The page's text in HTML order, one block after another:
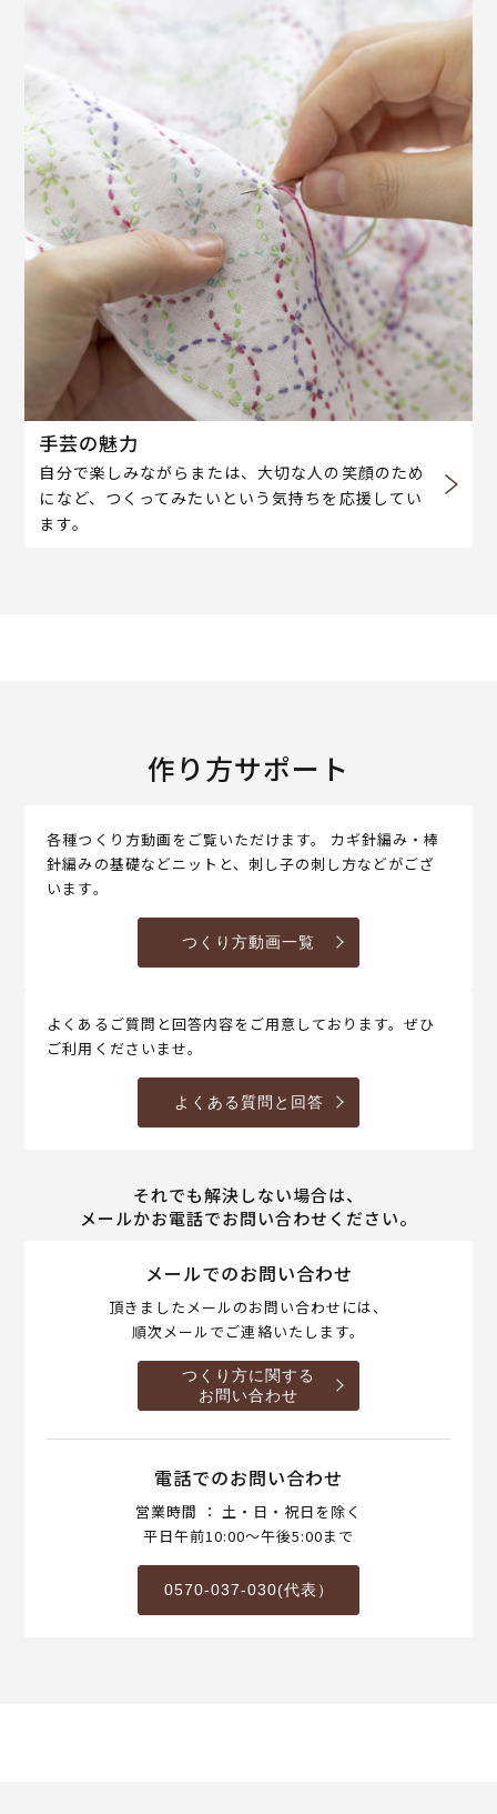
手芸の魅力
自分で楽しみながらまたは、大切な人の笑顔のため
になど、つくってみたいという気持ちを応援してい
ます。
作り方サポート
各種つくり方動画をご覧いただけます。 カギ針編み・棒
針編みの基礎などニットと、刺し子の刺し方などがござ
います。
つくり方動画一覧
よくあるご質問と回答内容をご用意しております。ぜひ
ご利用くださいませ。
よくある質問と回答
それでも解決しない場合は、
メールかお電話でお問い合わせください。
メールでのお問い合わせ
頂きましたメールのお問い合わせには、
順次メールでご連絡いたします。
つくり方に関する
お問い合わせ
電話でのお問い合わせ
営業時間 ： 土・日・祝日を除く
平日午前10:00～午後5:00まで
0570-037-030(代表）